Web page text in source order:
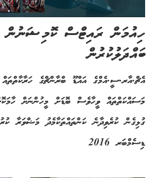
ހިއުމަން ރައިޓްސް
ބައްދަލުކުރުން
އެޗް.އާރ.ސީ.އެމްގެ އައްޑޫ ބްރާންޗްގެ
މަސައްކަތްތައް ވީހާވެސް ބޮޑަށް މީހުންނަށް
ޑިސެމްބަރ 2016